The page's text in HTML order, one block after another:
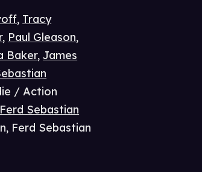
, Tracy
, Paul Gleason,
Baker,James
/ Action
Ferd Sebastian
, Ferd Sebastian